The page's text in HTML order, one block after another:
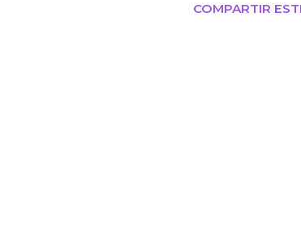
COMPARTIR